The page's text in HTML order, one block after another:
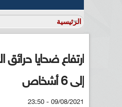
ارتفاع ضحايا حرائق
إلى 6 أشخاص
09/08/2021 - 23:50